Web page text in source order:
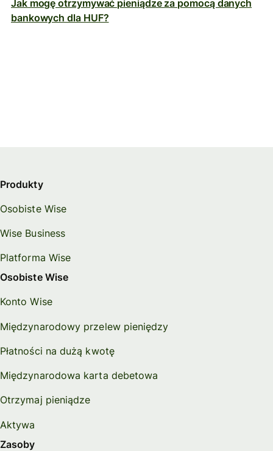
Jak mogę otrzymywać pieniądze za pomocą danych
bankowych dla HUF?
Produkty
Osobiste Wise
Wise Business
Platforma Wise
Osobiste Wise
Konto Wise
Międzynarodowy przelew pieniędzy
Płatności na dużą kwotę
Międzynarodowa karta debetowa
Otrzymaj pieniądze
Aktywa
Zasoby